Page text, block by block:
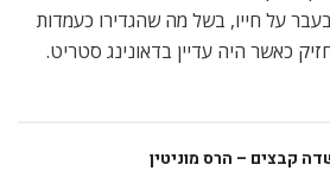
בעבר על חייו, בשל מה שהגדירו כעמדות
כאשר היה עדיין בדאונינג סטריט.
קבצים – הרס מוניטין